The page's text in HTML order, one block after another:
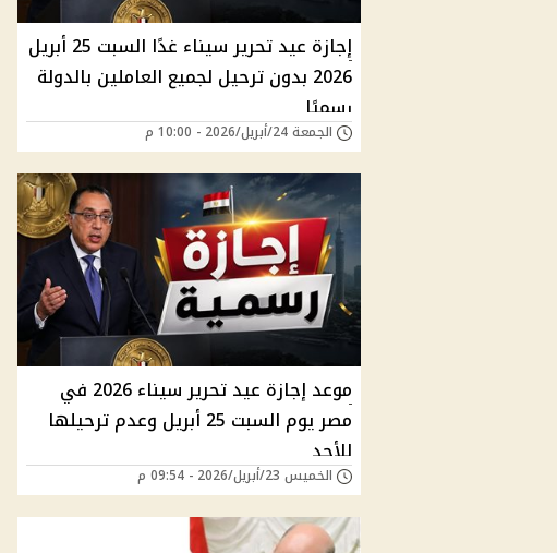
إجازة عيد تحرير سيناء غدًا السبت 25 أبريل
2026 بدون ترحيل لجميع العاملين بالدولة
رسميًا
الجمعة 24/أبريل/2026 - 10:00 م
موعد إجازة عيد تحرير سيناء 2026 في
مصر يوم السبت 25 أبريل وعدم ترحيلها
للأحد
الخميس 23/أبريل/2026 - 09:54 م